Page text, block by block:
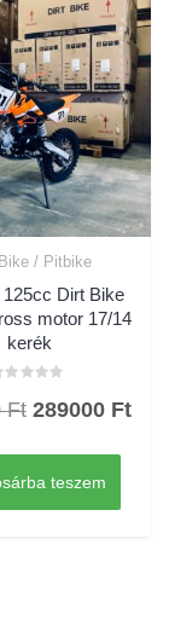
/ Pitbike
Dirt Bike
motor 17/14
kerék
Ft Original
was:
319000 Ft.
289000 Ft
teszem